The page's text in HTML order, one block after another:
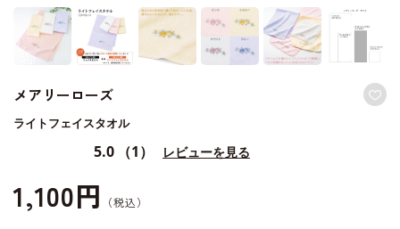
メアリーローズ
ライトフェイスタオル
5.0 （1） レビューを見る
1,100円